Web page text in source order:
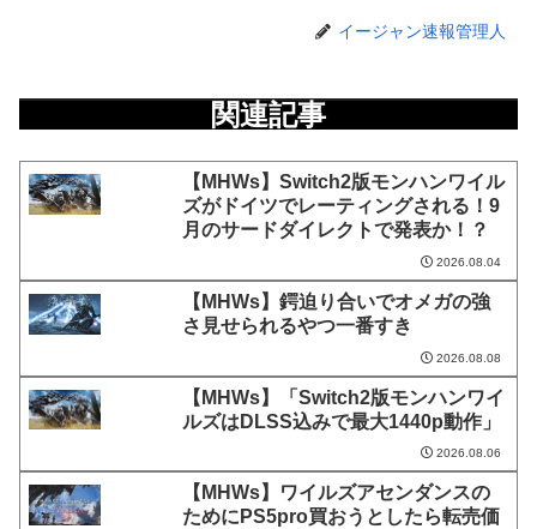
イージャン速報管理人
関連記事
【MHWs】Switch2版モンハンワイル
ズがドイツでレーティングされる！9
月のサードダイレクトで発表か！？
2026.08.04
【MHWs】鍔迫り合いでオメガの強
さ見せられるやつ一番すき
2026.08.08
【MHWs】「Switch2版モンハンワイ
ルズはDLSS込みで最大1440p動作」
2026.08.06
【MHWs】ワイルズアセンダンスの
ためにPS5pro買おうとしたら転売価